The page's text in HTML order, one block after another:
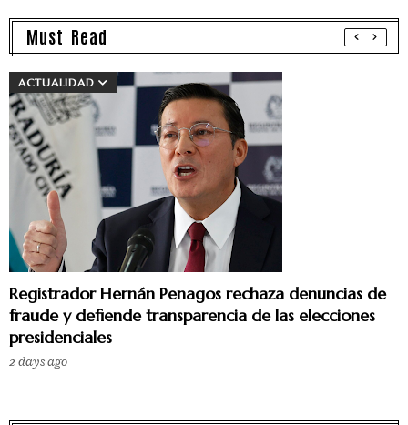
Must Read
ACTUALIDAD
Registrador Hernán Penagos rechaza denuncias de
fraude y defiende transparencia de las elecciones
presidenciales
2 days ago